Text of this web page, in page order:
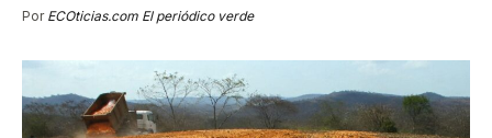
Por ECOticias.com El periódico verde